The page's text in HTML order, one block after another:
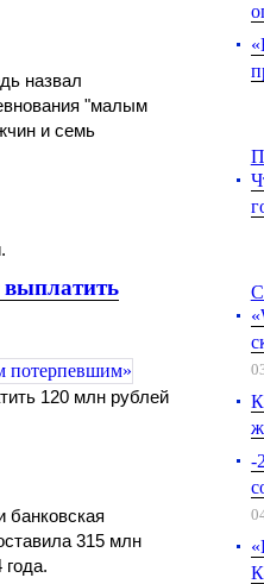
назвал
"малым
и семь
120 млн рублей
315 млн
-